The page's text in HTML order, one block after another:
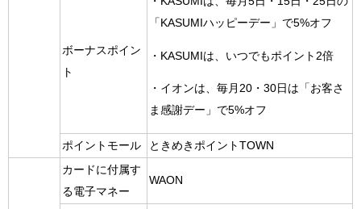
ボーナスポイン
ト
「KASUMIハッピーデー」で5%オフ
・KASUMIは、いつでもポイント2倍
・イオンは、毎月20・30日は「お客さ
ま感謝デー」で5%オフ
ポイントモール ときめきポイントTOWN
カードに付属す
る電子マネー
WAON